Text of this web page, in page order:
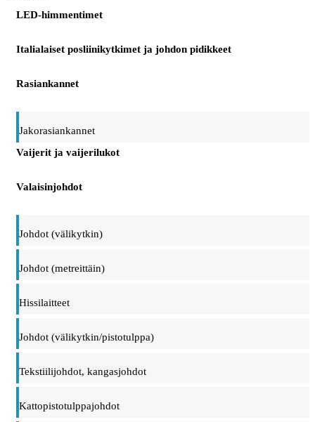
LED-himmentimet
Italialaiset posliinikytkimet ja johdon pidikkeet
Rasiankannet
Jakorasiankannet
Vaijerit ja vaijerilukot
Valaisinjohdot
Johdot (välikytkin)
Johdot (metreittäin)
Hissilaitteet
Johdot (välikytkin/pistotulppa)
Tekstiilijohdot, kangasjohdot
Kattopistotulppajohdot